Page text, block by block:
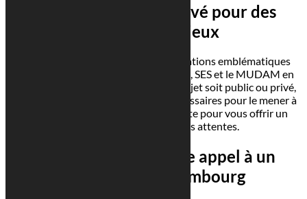
Un savoir-faire éprouvé pour des
projets ambitieux
Notre cabinet est à l’origine de réalisations emblématiques
telles que les bâtiments de RTL Group, SES et le MUDAM en
collaboration avec PCF. Que votre projet soit public ou privé,
nous possédons les compétences nécessaires pour le mener à
bien. Chaque détail est pris en compte pour vous offrir un
résultat à la hauteur de vos attentes.
Les avantages de faire appel à un
architecte à Luxembourg